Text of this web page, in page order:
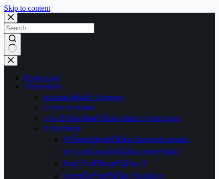
Skip to content
No
results
Home page
All products
หมวดหมู่สินค้า Category
Giftset Premium
กระเป๋าสั่งผลิตพรีเมี่ยม Made to order bags
IT Premium
ลำโพงบลูทูธพรีเมี่ยม bluetooth speaker
พาวเวอร์แบงค์พรีเมี่ยม power bank
สินค้าไอทีอื่นๆพรีเมี่ยม IT
แฟลชไดร์ฟพรีเมี่ยม Flashdrive